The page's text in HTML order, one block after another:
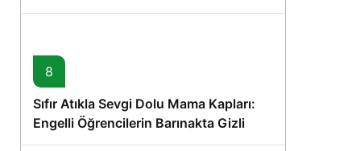
Görüntülendi
8
Sıfır Atıkla Sevgi Dolu Mama Kapları:
Engelli Öğrencilerin Barınakta Gizli
Dostları İçin Gönüllü Proje